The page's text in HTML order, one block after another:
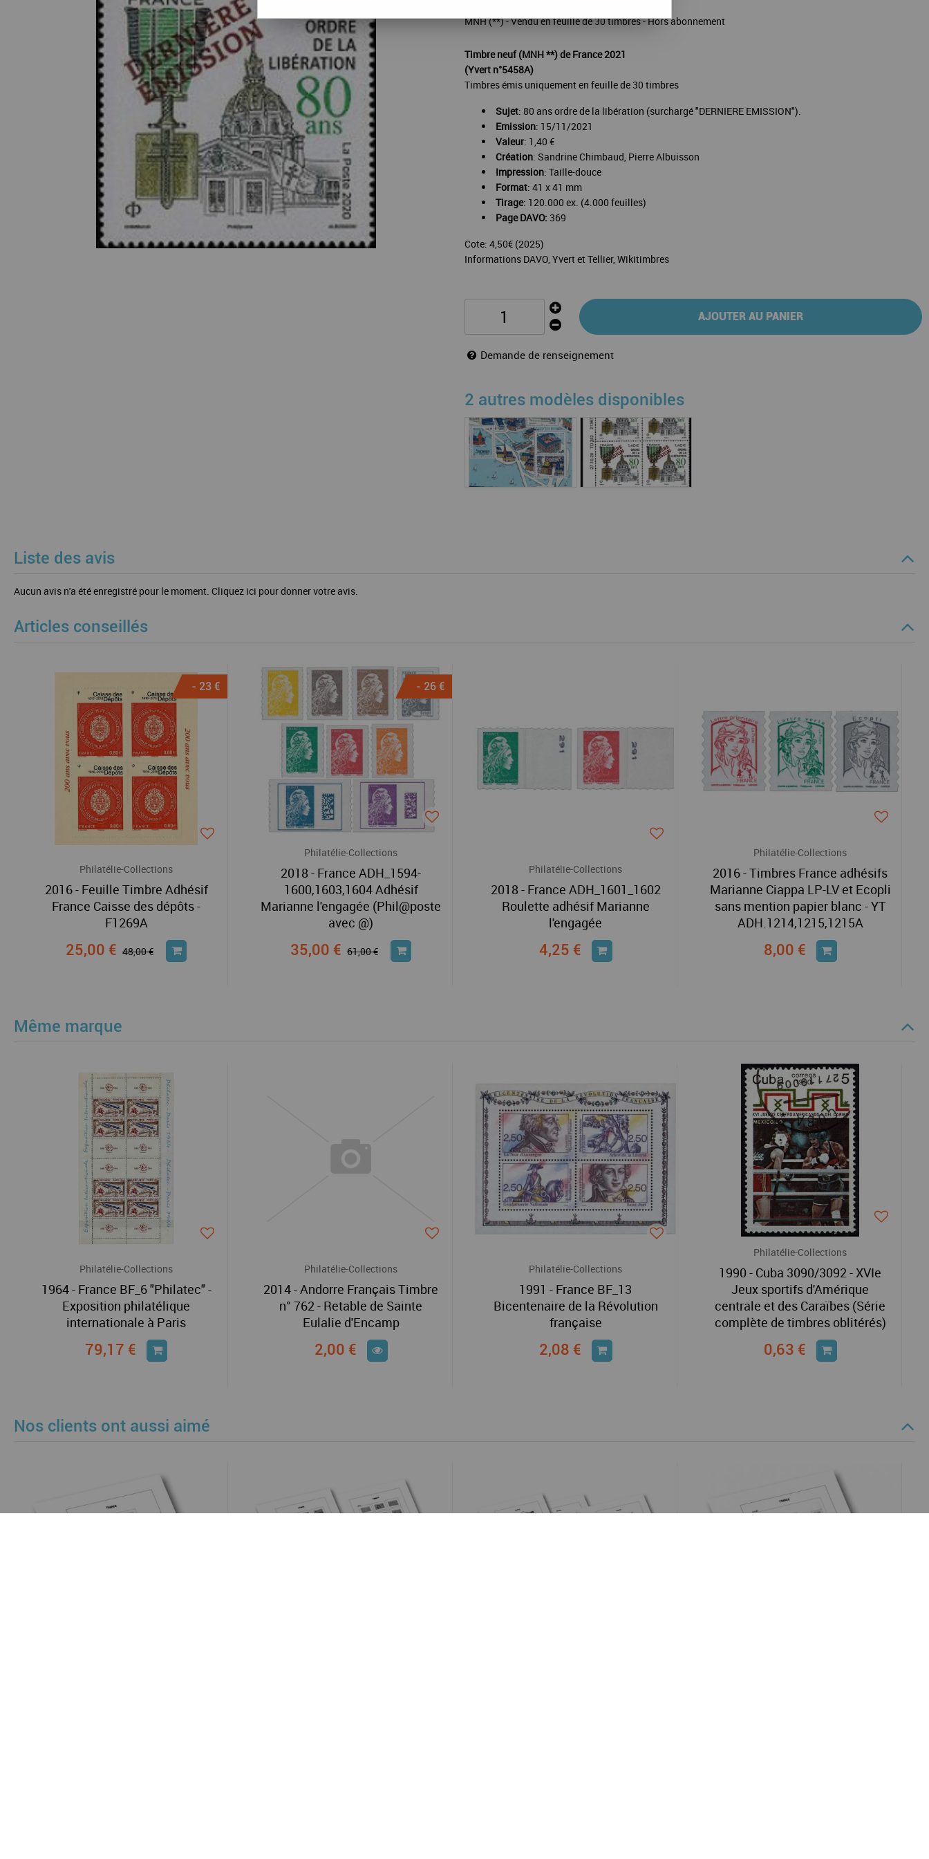
MNH (**) - Vendu en feuille de 30 timbres - Hors abonnement
Timbre neuf (MNH **) de France 2021
(Yvert n°5458A)
Timbres émis uniquement en feuille de 30 timbres
Sujet: 80 ans ordre de la libération (surchargé "DERNIERE EMISSION").
Emission: 15/11/2021
Valeur: 1,40 €
Création: Sandrine Chimbaud, Pierre Albuisson
Impression: Taille-douce
Format: 41 x 41 mm
Tirage: 120.000 ex. (4.000 feuilles)
Page DAVO: 369
Cote: 4,50€ (2025)
Informations DAVO, Yvert et Tellier, Wikitimbres
AJOUTER AU PANIER
Demande de renseignement
2 autres modèles disponibles
Liste des avis
Aucun avis n'a été enregistré pour le moment. Cliquez ici pour donner votre avis.
Articles conseillés
- 23 €
Philatélie-Collections
2016 - Feuille Timbre Adhésif
France Caisse des dépôts -
F1269A
25,00 € 48,00 €
- 26 €
Philatélie-Collections
2018 - France ADH_1594-
1600,1603,1604 Adhésif
Marianne l'engagée (Phil@poste
avec @)
35,00 € 61,00 €
Philatélie-Collections
2018 - France ADH_1601_1602
Roulette adhésif Marianne
l'engagée
4,25 €
Philatélie-Collections
2016 - Timbres France adhésifs
Marianne Ciappa LP-LV et Ecopli
sans mention papier blanc - YT
ADH.1214,1215,1215A
8,00 €
Même marque
Philatélie-Collections
1964 - France BF_6 "Philatec" -
Exposition philatélique
internationale à Paris
79,17 €
Philatélie-Collections
2014 - Andorre Français Timbre
n° 762 - Retable de Sainte
Eulalie d'Encamp
2,00 €
Philatélie-Collections
1991 - France BF_13
Bicentenaire de la Révolution
française
2,08 €
Philatélie-Collections
1990 - Cuba 3090/3092 - XVIe
Jeux sportifs d'Amérique
centrale et des Caraïbes (Série
complète de timbres oblitérés)
0,63 €
Nos clients ont aussi aimé